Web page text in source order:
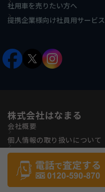
社用車を売りたい方へ
提携企業様向け社員用サービス
株式会社はなまる
会社概要
個人情報の取り扱いについて
古物営業法に基づく表記
反社会的勢力に対する基本方針
サイトマップ